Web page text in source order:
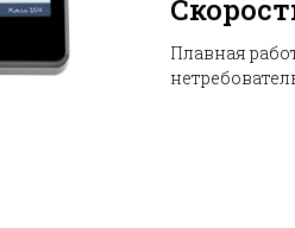
Плавная